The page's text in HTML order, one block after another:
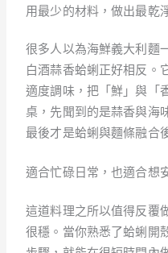
用最少的材料，做出最乾
很多人以為海鮮義大利麵
白酒蒜香蛤蜊正好相反。
適度調味，把「鮮」與「
桌，先聞到的是蒜香與海
最後才是蛤蜊與麵條融合
適合忙碌日常，也適合想
這道料理之所以值得反覆
很穩。當你熟悉了蛤蜊開